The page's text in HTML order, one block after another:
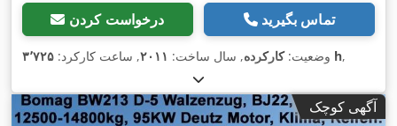
درخواست کردن تماس بگیرید
وضعیت:کارکرده, سال ساخت: ۲۰۱۱, ساعت کارکرد: ۳٬۷۲۵ h,
آگهی کوچک